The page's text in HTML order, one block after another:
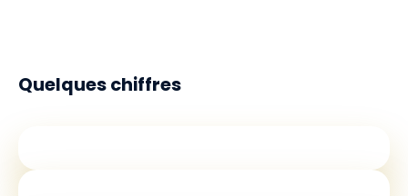
Quelques chiffres